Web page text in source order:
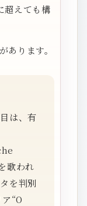
超えても構
あります。
は、有
歌われ
を判別
“O